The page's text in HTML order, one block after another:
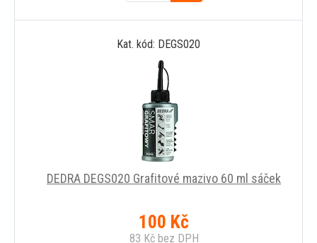
Do
košíku
Kat. kód: DEGS020
DEDRA DEGS020 Grafitové mazivo 60 ml sáček
100 Kč
83 Kčbez DPH